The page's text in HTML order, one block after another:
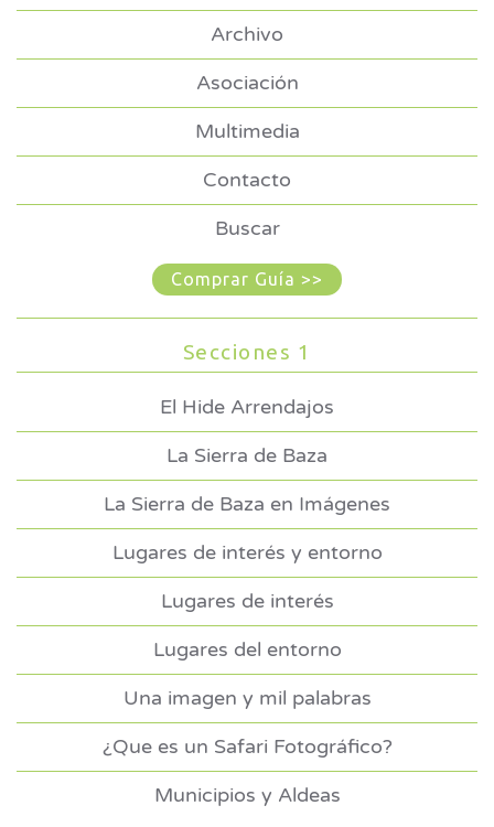
Archivo
Asociación
Multimedia
Contacto
Buscar
Comprar Guía >>
Secciones 1
El Hide Arrendajos
La Sierra de Baza
La Sierra de Baza en Imágenes
Lugares de interés y entorno
Lugares de interés
Lugares del entorno
Una imagen y mil palabras
¿Que es un Safari Fotográfico?
Municipios y Aldeas